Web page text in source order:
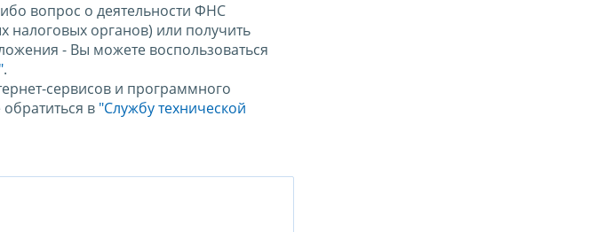
вопрос о деятельности ФНС
налоговых органов) или получить
- Вы можете воспользоваться
.
сервисов и программного
в "Службу технической